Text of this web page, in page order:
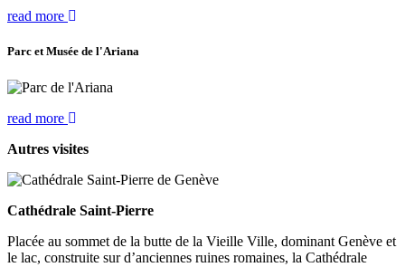
read more
Parc et Musée de l'Ariana
read more
Autres visites
Cathédrale Saint-Pierre
Placée au sommet de la butte de la Vieille Ville, dominant Genève et
le lac, construite sur d’anciennes ruines romaines, la Cathédrale